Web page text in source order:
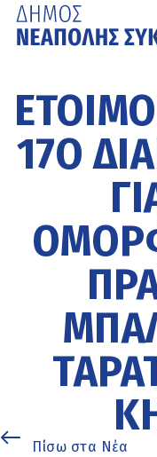
κυρίως
περιεχόμενο
17Ο
Πίσω στα Νέα